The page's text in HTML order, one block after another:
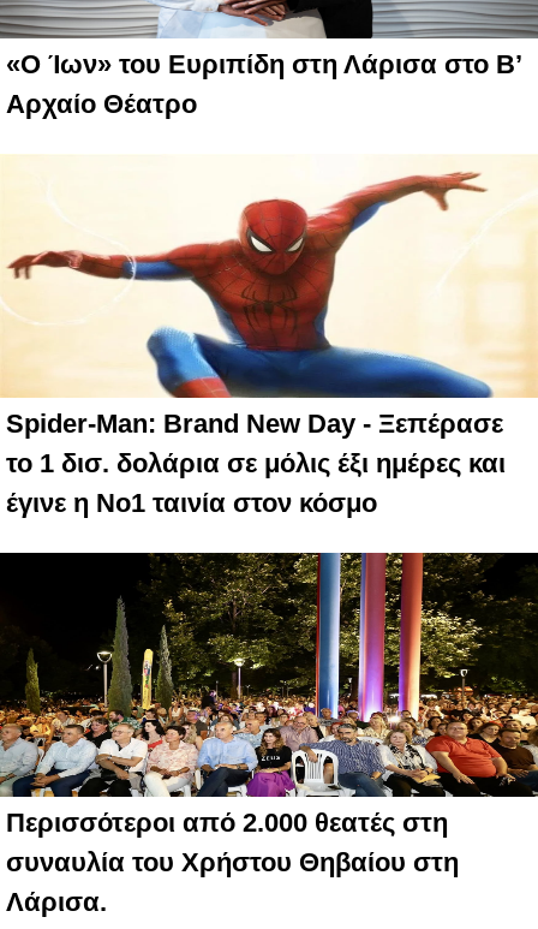
«Ο Ίων» του Ευριπίδη στη Λάρισα στο B’
Αρχαίο Θέατρο
Spider-Man: Brand New Day - Ξεπέρασε
το 1 δισ. δολάρια σε μόλις έξι ημέρες και
έγινε η Νο1 ταινία στον κόσμο
Περισσότεροι από 2.000 θεατές στη
συναυλία του Χρήστου Θηβαίου στη
Λάρισα.